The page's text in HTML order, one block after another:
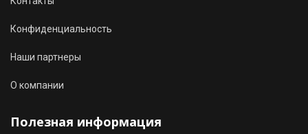
Конфиденциальность
Наши партнеры
О компании
Полезная информация